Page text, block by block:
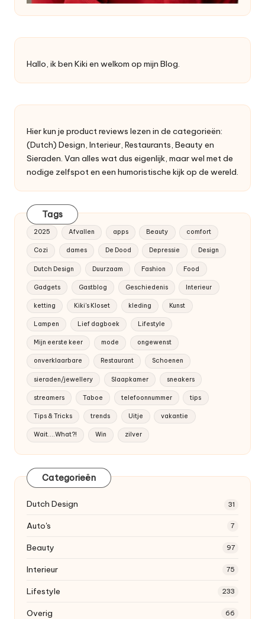
Hallo, ik ben Kiki en welkom op mijn Blog.
Hier kun je product reviews lezen in de categorieën:
(Dutch) Design, Interieur, Restaurants, Beauty en
Sieraden. Van alles wat dus eigenlijk, maar wel met de
nodige zelfspot en een humoristische kijk op de wereld.
Tags
2025 Afvallen apps Beauty comfort
Cozi dames De Dood Depressie Design
Dutch Design Duurzaam Fashion Food
Gadgets Gastblog Geschiedenis Interieur
ketting Kiki's Kloset kleding Kunst
Lampen Lief dagboek Lifestyle
Mijn eerste keer mode ongewenst
onverklaarbare Restaurant Schoenen
sieraden/jewellery Slaapkamer sneakers
streamers Taboe telefoonnummer tips
Tips & Tricks trends Uitje vakantie
Wait....What?! Win zilver
Categorieën
Dutch Design 31
Auto's 7
Beauty 97
Interieur 75
Lifestyle 233
Overig 66